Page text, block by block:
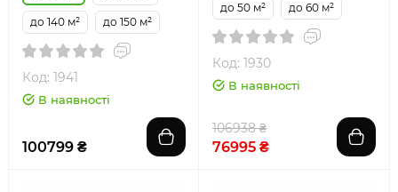
до 140 м² до 150 м²
Код: 1941
В наявності
100799 ₴
до 50 м² до 60 м²
Код: 1930
В наявності
106938 ₴
76995 ₴